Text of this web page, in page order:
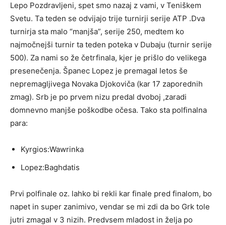
Lepo Pozdravljeni, spet smo nazaj z vami, v Teniškem
Svetu. Ta teden se odvijajo trije turnirji serije ATP .Dva
turnirja sta malo “manjša”, serije 250, medtem ko
najmočnejši turnir ta teden poteka v Dubaju (turnir serije
500). Za nami so že četrfinala, kjer je prišlo do velikega
presenečenja. Španec Lopez je premagal letos še
nepremagljivega Novaka Djokoviča (kar 17 zaporednih
zmag). Srb je po prvem nizu predal dvoboj ,zaradi
domnevno manjše poškodbe očesa. Tako sta polfinalna
para:
Kyrgios:Wawrinka
Lopez:Baghdatis
Prvi polfinale oz. lahko bi rekli kar finale pred finalom, bo
napet in super zanimivo, vendar se mi zdi da bo Grk tole
jutri zmagal v 3 nizih. Predvsem mladost in želja po